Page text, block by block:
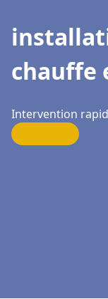
chauffe
Intervention